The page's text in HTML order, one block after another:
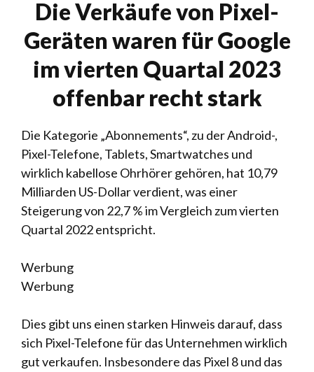
Die Verkäufe von Pixel-
Geräten waren für Google
im vierten Quartal 2023
offenbar recht stark
Die Kategorie „Abonnements“, zu der Android-,
Pixel-Telefone, Tablets, Smartwatches und
wirklich kabellose Ohrhörer gehören, hat 10,79
Milliarden US-Dollar verdient, was einer
Steigerung von 22,7 % im Vergleich zum vierten
Quartal 2022 entspricht.
Werbung
Werbung
Dies gibt uns einen starken Hinweis darauf, dass
sich Pixel-Telefone für das Unternehmen wirklich
gut verkaufen. Insbesondere das Pixel 8 und das